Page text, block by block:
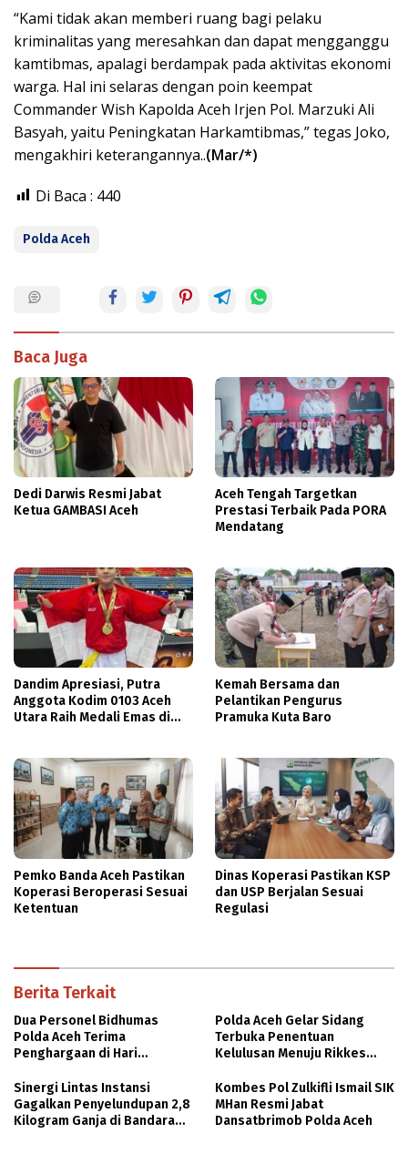
“Kami tidak akan memberi ruang bagi pelaku
kriminalitas yang meresahkan dan dapat mengganggu
kamtibmas, apalagi berdampak pada aktivitas ekonomi
warga. Hal ini selaras dengan poin keempat
Commander Wish Kapolda Aceh Irjen Pol. Marzuki Ali
Basyah, yaitu Peningkatan Harkamtibmas,” tegas Joko,
mengakhiri keterangannya..(Mar/*)
Di Baca : 440
Polda Aceh
Baca Juga
Dedi Darwis Resmi Jabat
Ketua GAMBASI Aceh
Aceh Tengah Targetkan
Prestasi Terbaik Pada PORA
Mendatang
Dandim Apresiasi, Putra
Anggota Kodim 0103 Aceh
Utara Raih Medali Emas di
Kemah Bersama dan
Pelantikan Pengurus
Pramuka Kuta Baro
Pemko Banda Aceh Pastikan
Koperasi Beroperasi Sesuai
Ketentuan
Dinas Koperasi Pastikan KSP
dan USP Berjalan Sesuai
Regulasi
Berita Terkait
Dua Personel Bidhumas
Polda Aceh Terima
Penghargaan di Hari
Polda Aceh Gelar Sidang
Terbuka Penentuan
Kelulusan Menuju Rikkes
2026
Sinergi Lintas Instansi
Gagalkan Penyelundupan 2,8
Kilogram Ganja di Bandara
Kombes Pol Zulkifli Ismail SIK
MHan Resmi Jabat
Dansatbrimob Polda Aceh